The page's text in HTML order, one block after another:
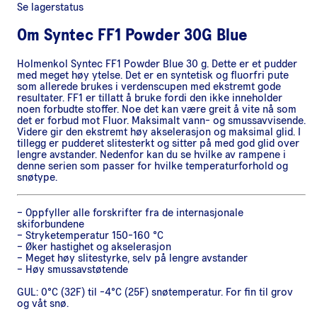
Se lagerstatus
Om Syntec FF1 Powder 30G Blue
Holmenkol Syntec FF1 Powder Blue 30 g. Dette er et pudder
med meget høy ytelse. Det er en syntetisk og fluorfri pute
som allerede brukes i verdenscupen med ekstremt gode
resultater. FF1 er tillatt å bruke fordi den ikke inneholder
noen forbudte stoffer. Noe det kan være greit å vite nå som
det er forbud mot Fluor. Maksimalt vann- og smussavvisende.
Videre gir den ekstremt høy akselerasjon og maksimal glid. I
tillegg er pudderet slitesterkt og sitter på med god glid over
lengre avstander. Nedenfor kan du se hvilke av rampene i
denne serien som passer for hvilke temperaturforhold og
snøtype.
– Oppfyller alle forskrifter fra de internasjonale
skiforbundene
– Stryketemperatur 150-160 °C
– Øker hastighet og akselerasjon
– Meget høy slitestyrke, selv på lengre avstander
– Høy smussavstøtende
GUL: 0°C (32F) til -4°C (25F) snøtemperatur. For fin til grov
og våt snø.